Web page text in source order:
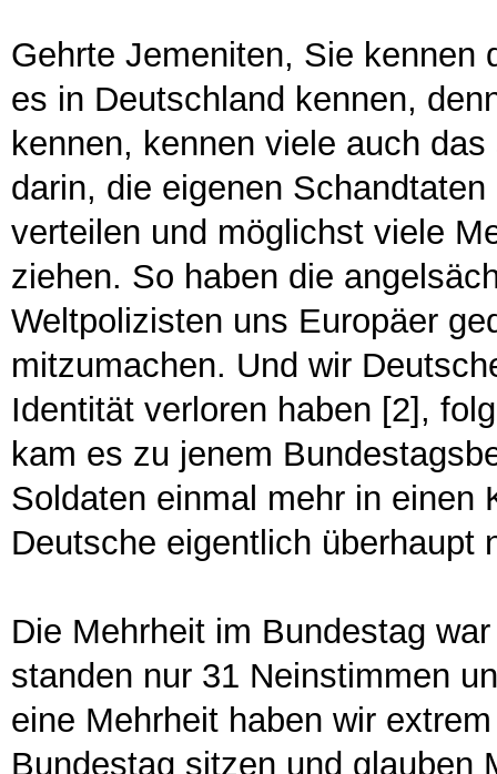
Gehrte Jemeniten, Sie kennen
es in Deutschland kennen,
kennen, kennen viele auch
darin, die eigenen
verteilen und möglichst viele
ziehen. So haben die
Weltpolizisten uns Europäer
mitzumachen. Und wir
Identität verloren haben [2],
kam es zu jenem
Soldaten einmal mehr in einen
Deutsche eigentlich überhaupt
Die Mehrheit im Bundestag
standen nur 31 Neinstimmen
eine Mehrheit haben wir
Bundestag sitzen und glauben